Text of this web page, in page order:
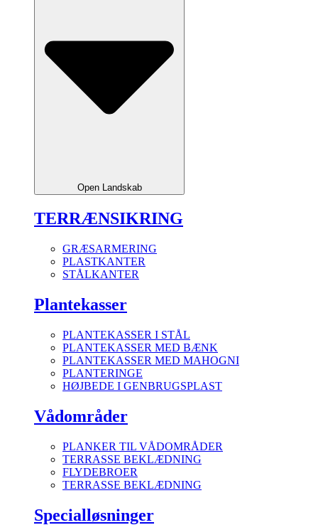
Open Landskab
TERRÆNSIKRING
GRÆSARMERING
PLASTKANTER
STÅLKANTER
Plantekasser
PLANTEKASSER I STÅL
PLANTEKASSER MED BÆNK
PLANTEKASSER MED MAHOGNI
PLANTERINGE
HØJBEDE I GENBRUGSPLAST
Vådområder
PLANKER TIL VÅDOMRÅDER
TERRASSE BEKLÆDNING
FLYDEBROER
TERRASSE BEKLÆDNING
Specialløsninger